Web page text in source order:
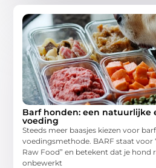
Barf honden: een natuurlijke
voeding
Steeds meer baasjes kiezen voor
voedingsmethode. BARF staat
Raw Food” en betekent dat je hond
onbewerkt